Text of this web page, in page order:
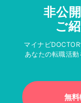
非公
ご
マイナビ
あなたの転職活
無